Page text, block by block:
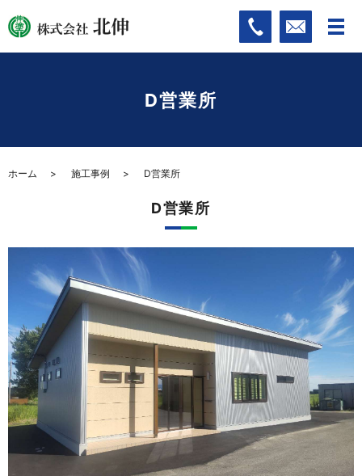
D営業所
ホーム 施工事例 D営業所
D営業所